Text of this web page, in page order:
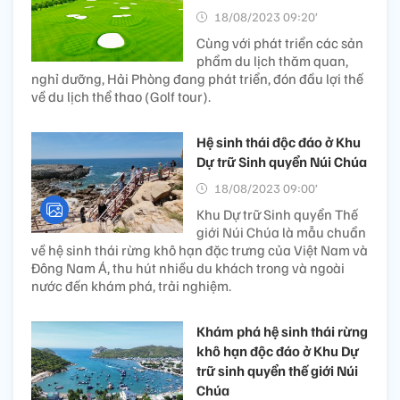
18/08/2023 09:20’
Cùng với phát triển các sản
phẩm du lịch thăm quan,
nghỉ dưỡng, Hải Phòng đang phát triển, đón đầu lợi thế
về du lịch thể thao (Golf tour).
Hệ sinh thái độc đáo ở Khu
Dự trữ Sinh quyển Núi Chúa
18/08/2023 09:00’
Khu Dự trữ Sinh quyển Thế
giới Núi Chúa là mẫu chuẩn
về hệ sinh thái rừng khô hạn đặc trưng của Việt Nam và
Đông Nam Á, thu hút nhiều du khách trong và ngoài
nước đến khám phá, trải nghiệm.
Khám phá hệ sinh thái rừng
khô hạn độc đáo ở Khu Dự
trữ sinh quyển thế giới Núi
Chúa